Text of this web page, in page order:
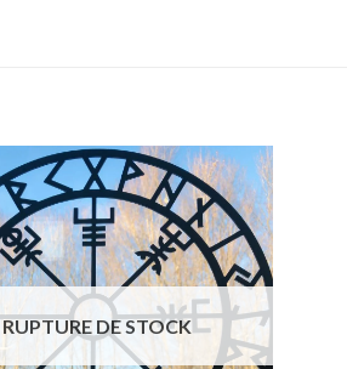
RUPTURE DE STOCK